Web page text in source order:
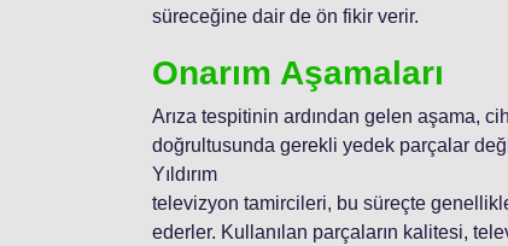
süreceğine dair de ön fikir verir.
Onarım Aşamaları
Arıza tespitinin ardından gelen aşama,
doğrultusunda gerekli yedek parçalar
Yıldırım
televizyon tamircileri, bu süreçte
ederler. Kullanılan parçaların kalitesi,